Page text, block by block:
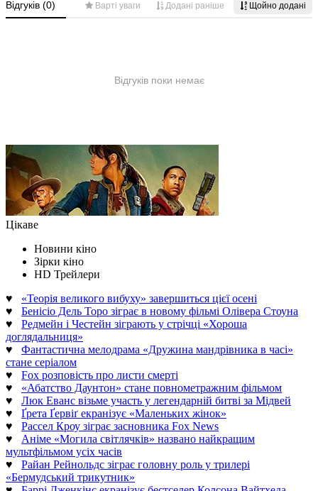
Цікаве
Новини кіно
Зірки кіно
HD Трейлери
♥ «Теорія великого вибуху» завершиться цієї осені
♥ Бенісіо Дель Торо зіграє в новому фільмі Олівера Стоуна
♥ Редмейн і Честейн зіграють у стрічці «Хороша
доглядальниця»
♥ Фантастична мелодрама «Дружина мандрівника в часі»
стане серіалом
♥ Fox розповість про листи смерті
♥ «Абатство Даунтон» стане повнометражним фільмом
♥ Люк Еванс візьме участь у легендарній битві за Мідвей
♥ Ґрета Ґервіґ екранізує «Маленьких жінок»
♥ Рассел Кроу зіграє засновника Fox News
♥ Аніме «Могила світлячків» названо найкращим
мультфільмом усіх часів
♥ Райан Рейнольдс зіграє головну роль у трилері
«Бермудський трикутник»